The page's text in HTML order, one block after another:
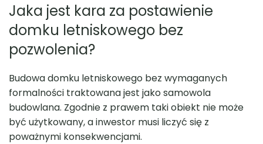
Jaka jest kara za postawienie
domku letniskowego bez
pozwolenia?
Budowa domku letniskowego bez wymaganych
formalności traktowana jest jako samowola
budowlana. Zgodnie z prawem taki obiekt nie może
być użytkowany, a inwestor musi liczyć się z
poważnymi konsekwencjami.